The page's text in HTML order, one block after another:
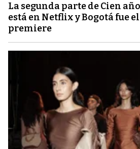
La segunda parte de Cien
está en Netflix y Bogotá fue
premiere